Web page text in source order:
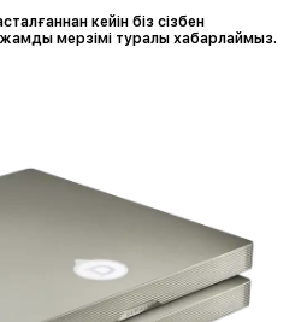
кейін біз сізбен
мерзімі туралы хабарлаймыз.